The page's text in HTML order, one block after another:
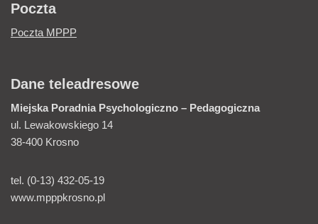
Poczta
Poczta MPPP
Dane teleadresowe
Miejska Poradnia Psychologiczno – Pedagogiczna
ul. Lewakowskiego 14
38-400 Krosno
tel. (0-13) 432-05-19
www.mpppkrosno.pl